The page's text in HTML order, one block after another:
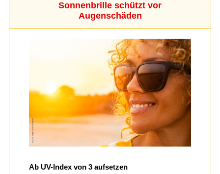
Sonnenbrille schützt vor
Augenschäden
Ab UV-Index von 3 aufsetzen